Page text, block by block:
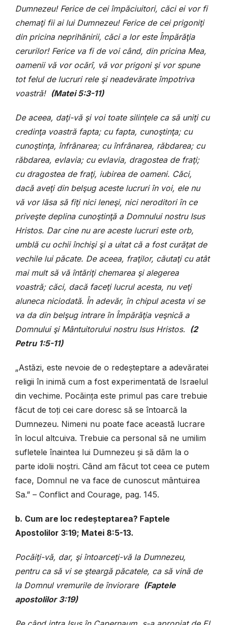
Dumnezeu! Ferice de cei împăciuitori, căci ei vor fi
chemaţi fii ai lui Dumnezeu! Ferice de cei prigoniţi
din pricina neprihănirii, căci a lor este Împărăţia
cerurilor! Ferice va fi de voi când, din pricina Mea,
oamenii vă vor ocărî, vă vor prigoni şi vor spune
tot felul de lucruri rele şi neadevărate împotriva
voastră! (Matei 5:3-11)
De aceea, daţi-vă şi voi toate silinţele ca să uniţi cu
credinţa voastră fapta; cu fapta, cunoştinţa; cu
cunoştinţa, înfrânarea; cu înfrânarea, răbdarea; cu
răbdarea, evlavia; cu evlavia, dragostea de fraţi;
cu dragostea de fraţi, iubirea de oameni. Căci,
dacă aveţi din belşug aceste lucruri în voi, ele nu
vă vor lăsa să fiţi nici leneşi, nici neroditori în ce
priveşte deplina cunoştinţă a Domnului nostru Isus
Hristos. Dar cine nu are aceste lucruri este orb,
umblă cu ochii închişi şi a uitat că a fost curăţat de
vechile lui păcate. De aceea, fraţilor, căutaţi cu atât
mai mult să vă întăriţi chemarea şi alegerea
voastră; căci, dacă faceţi lucrul acesta, nu veţi
aluneca niciodată. În adevăr, în chipul acesta vi se
va da din belşug intrare în Împărăţia veşnică a
Domnului şi Mântuitorului nostru Isus Hristos. (2
Petru 1:5-11)
„Astăzi, este nevoie de o redeșteptare a adevăratei
religii în inimă cum a fost experimentată de Israelul
din vechime. Pocăința este primul pas care trebuie
făcut de toți cei care doresc să se întoarcă la
Dumnezeu. Nimeni nu poate face această lucrare
în locul altcuiva. Trebuie ca personal să ne umilim
sufletele înaintea lui Dumnezeu și să dăm la o
parte idolii noștri. Când am făcut tot ceea ce putem
face, Domnul ne va face de cunoscut mântuirea
Sa.” – Conflict and Courage, pag. 145.
b. Cum are loc redeșteptarea? Faptele
Apostolilor 3:19; Matei 8:5-13.
Pocăiţi-vă, dar, şi întoarceţi-vă la Dumnezeu,
pentru ca să vi se şteargă păcatele, ca să vină de
la Domnul vremurile de înviorare (Faptele
apostolilor 3:19)